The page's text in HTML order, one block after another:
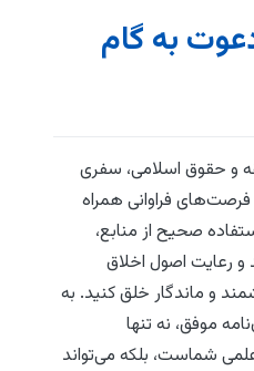
به گام
و حقوق اسلامی، سفری
فراوانی همراه
صحیح از منابع،
و رعایت اصول اخلاق
و ماندگار خلق کنید. به
موفق، نه تنها
شماست، بلکه می‌تواند